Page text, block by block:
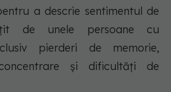
a descrie sentimentul de
de unele persoane cu
pierderi de memorie,
și dificultăți de